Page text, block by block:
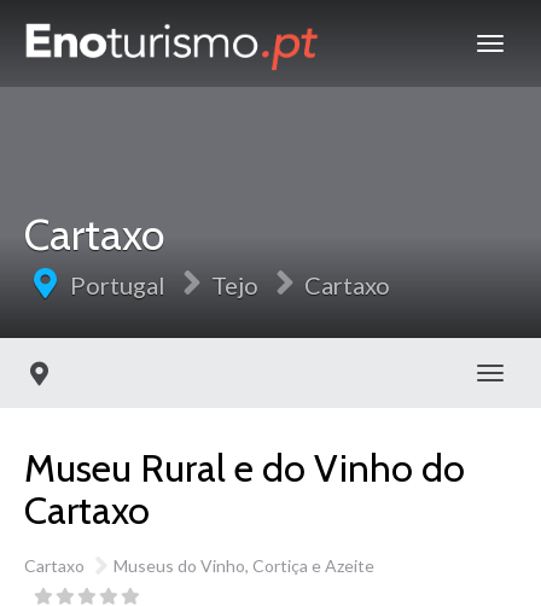
Cartaxo
Portugal Tejo Cartaxo
Museu Rural e do Vinho do
Cartaxo
Cartaxo Museus do Vinho, Cortiça e Azeite